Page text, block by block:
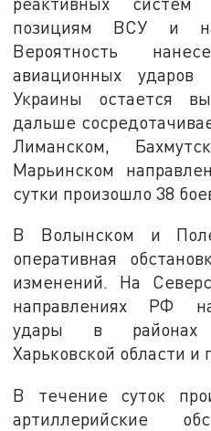
позициям ВСУ и
Вероятность
авиационных
Украины остается
дальше
Лиманском,
Марьинском
сутки произошло 38
В Волынском и
оперативная
изменений. На
направлениях РФ
удары в районах
Харьковской области и
В течение суток
артиллерийские